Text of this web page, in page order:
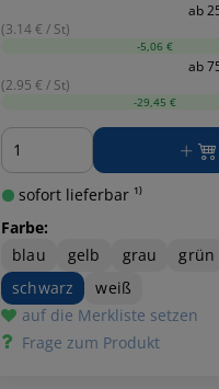
ab
(3.14 € / St)
-5,06 €
ab
(2.95 € / St)
-29,45 €
Menge
sofort lieferbar ¹⁾
Farbe:
blau
gelb grau grün
schwarz
weiß
auf die Merkliste setzen
Frage zum Produkt